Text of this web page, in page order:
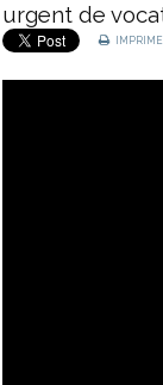
urgent de